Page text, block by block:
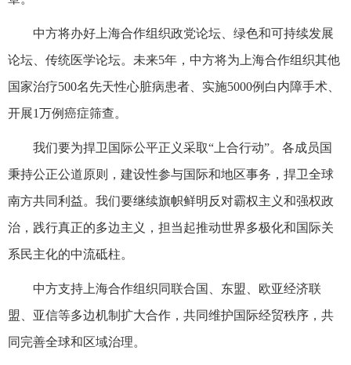
中方将办好上海合作组织政党论坛、绿色和可持续发展
论坛、传统医学论坛。未来5年，中方将为上海合作组织其他
国家治疗500名先天性心脏病患者、实施5000例白内障手术、
开展1万例癌症筛查。
我们要为捍卫国际公平正义采取“上合行动”。各成员国
秉持公正公道原则，建设性参与国际和地区事务，捍卫全球
南方共同利益。我们要继续旗帜鲜明反对霸权主义和强权政
治，践行真正的多边主义，担当起推动世界多极化和国际关
系民主化的中流砥柱。
中方支持上海合作组织同联合国、东盟、欧亚经济联
盟、亚信等多边机制扩大合作，共同维护国际经贸秩序，共
同完善全球和区域治理。